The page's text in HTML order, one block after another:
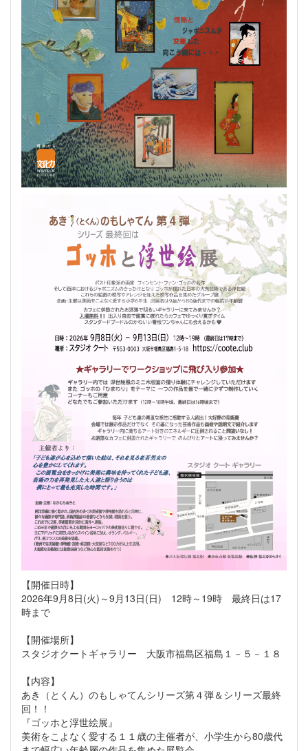
【開催日時】
2026年9月8日(火)～9月13日(日) 12時～19時 最終日は17
時まで
【開催場所】
スタジオクートギャラリー 大阪市福島区福島１－５－１８
【内容】
あき（とくん）のもしゃてんシリーズ第４弾＆シリーズ最終
回！！
『ゴッホと浮世絵展』
美術をこよなく愛する１１歳の主催者が、小学生から80歳代